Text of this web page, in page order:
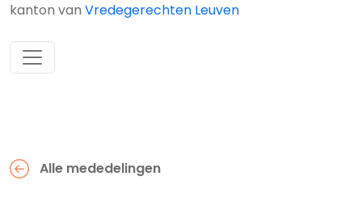
kanton van Vredegerechten Leuven
Alle mededelingen